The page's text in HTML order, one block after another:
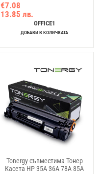
€7.08
13.85 лв.
OFFICE1
ДОБАВИ В КОЛИЧКАТА
Tonergy съвместима Тонер
Касета HP 35A 36A 78A 85A